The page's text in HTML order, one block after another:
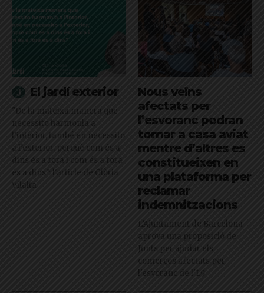
El jardí exterior
"De la mateixa manera que
necessito harmonia a
l’interior, també en necessito
a l’exterior, perquè com és a
dins és a fora i com és a fora
és a dins": l'article de Glòria
Vilalta
Nous veïns
afectats per
l’esvoranc podran
tornar a casa aviat
mentre d’altres es
constitueixen en
una plataforma per
reclamar
indemnitzacions
L’Ajuntament de Barcelona
aprova una proposició de
Junts per ajudar els
comerços afectats per
l'esvoranc de l'L9